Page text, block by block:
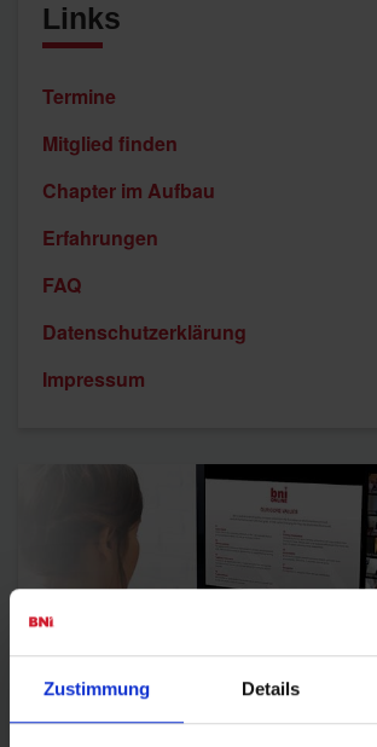
Zustimmung Details
Links
Termine
Mitglied finden
Chapter im Aufbau
Erfahrungen
FAQ
Datenschutzerklärung
Impressum
BNI